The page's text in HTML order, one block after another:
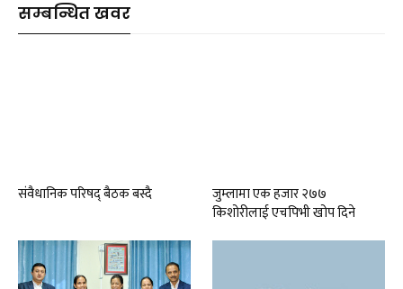
सम्बन्धित खवर
संवैधानिक परिषद् बैठक बस्दै
जुम्लामा एक हजार २७७
किशोरीलाई एचपिभी खोप दिने